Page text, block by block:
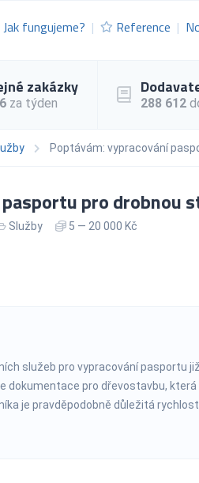
Jak fungujeme? Reference
zakázky
za týden 288 612
Poptávám: vypracování
pro drobnou
Služby 5 — 20 000 Kč
služeb pro vypracování pasportu
dokumentace pro dřevostavbu,
je pravděpodobně důležitá